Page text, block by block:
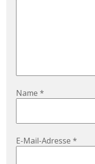
Name*
E-Mail-Adresse*